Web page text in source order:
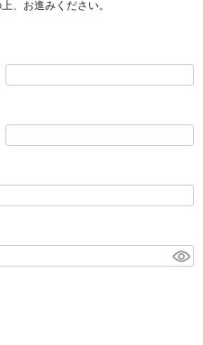
、お進みください。